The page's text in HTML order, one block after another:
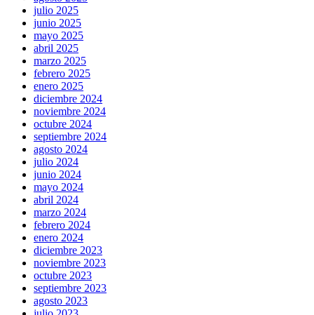
julio 2025
junio 2025
mayo 2025
abril 2025
marzo 2025
febrero 2025
enero 2025
diciembre 2024
noviembre 2024
octubre 2024
septiembre 2024
agosto 2024
julio 2024
junio 2024
mayo 2024
abril 2024
marzo 2024
febrero 2024
enero 2024
diciembre 2023
noviembre 2023
octubre 2023
septiembre 2023
agosto 2023